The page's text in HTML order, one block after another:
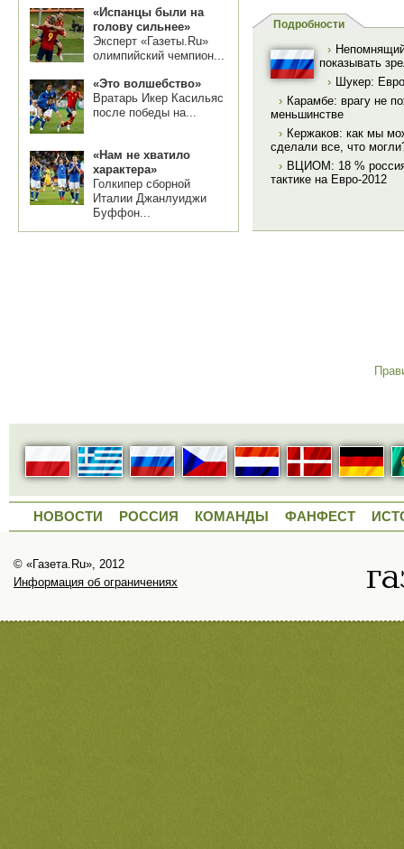
«Испанцы были на
голову сильнее»
Эксперт «Газеты.Ru»
олимпийский чемпион...
«Это волшебство»
Вратарь Икер Касильяс
после победы на...
«Нам не хватило
характера»
Голкипер сборной
Италии Джанлуиджи
Буффон...
Подробности
›
показывать
› Шукер:
› Карамбе: врагу не
меньшинстве
› Кержаков: как мы
сделали все, что
› ВЦИОМ: 18 %
тактике на Евро-2012
НОВОСТИ РОССИЯ КОМАНДЫ ФАНФЕСТ
© «Газета.Ru», 2012
Информация об ограничениях